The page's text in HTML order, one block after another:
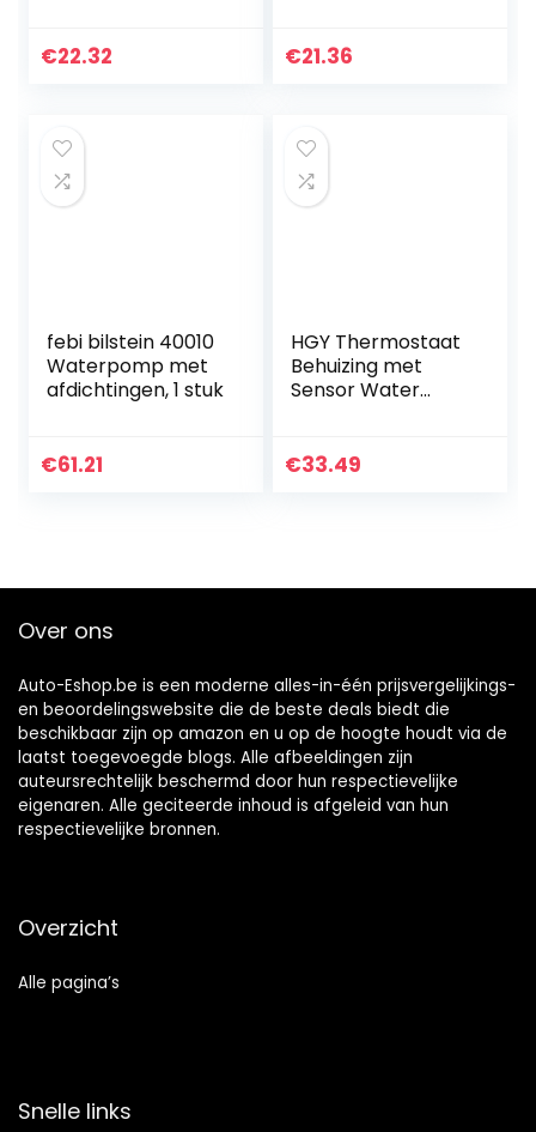
Chokeas
€22.32 €21.36
febi bilstein 40010
Waterpomp met
afdichtingen, 1 stuk
€61.21
HGY Thermostaat
Behuizing met
Sensor Water
CITROEN BERLINGO
€33.49
Over ons
Auto-Eshop.be is een moderne alles-in-één prijsvergelijkings-
en beoordelingswebsite die de beste deals biedt die
beschikbaar zijn op amazon en u op de hoogte houdt via de
laatst toegevoegde blogs. Alle afbeeldingen zijn
auteursrechtelijk beschermd door hun respectievelijke
eigenaren. Alle geciteerde inhoud is afgeleid van hun
respectievelijke bronnen.
Overzicht
Alle pagina’s
Snelle links